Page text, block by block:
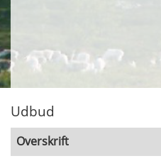
Udbud
Overskrift